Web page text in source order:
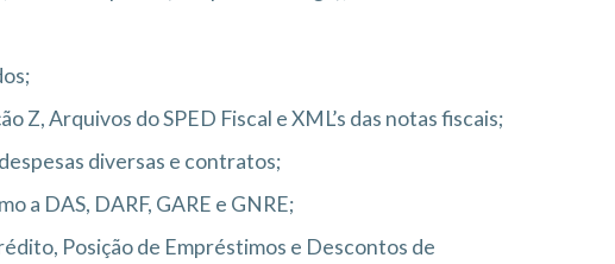
Z, Arquivos do SPED Fiscal e XML’s das notas fiscais;
diversas e contratos;
a DAS, DARF, GARE e GNRE;
Posição de Empréstimos e Descontos de